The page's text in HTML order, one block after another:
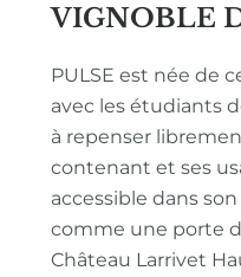
VIGNOBLE
PULSE est née de
avec les étudiants
à repenser
contenant et ses
accessible dans
comme une porte
Château Larrivet